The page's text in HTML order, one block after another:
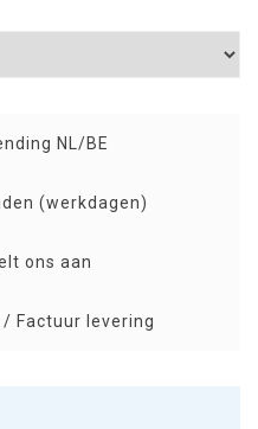
NL/BE
(werkdagen)
ons aan
Factuur levering